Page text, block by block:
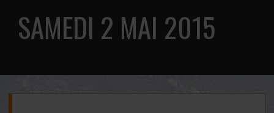
SAMEDI 2 MAI 2015